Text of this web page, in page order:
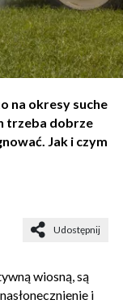
na okresy suche
trzeba dobrze
Jak i czym
Udostępnij
wiosną, są
i